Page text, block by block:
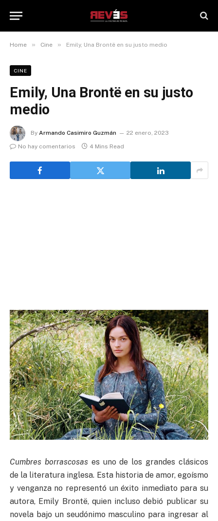
Home » Cine » Emily, Una Brontë en su justo medio
CINE
Emily, Una Brontë en su justo
medio
By Armando Casimiro Guzmán
22 enero, 2023
No hay comentarios
4 Mins Read
Cumbres borrascosas es uno de los grandes clásicos
de la literatura inglesa. Esta historia de amor, egoísmo
y venganza no representó un éxito inmediato para su
autora, Emily Brontë, quien incluso debió publicar su
novela bajo un seudónimo masculino para ingresar al